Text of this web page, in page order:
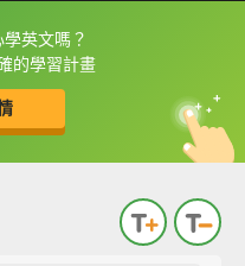
英文嗎？
的學習計畫
直接查字典喔！